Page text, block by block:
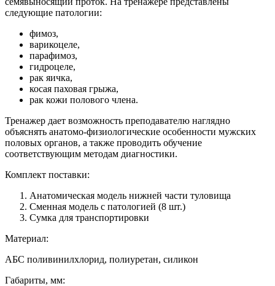
следующие патологии:
фимоз,
варикоцеле,
парафимоз,
гидроцеле,
рак яичка,
косая паховая грыжа,
рак кожи полового члена.
Тренажер дает возможность преподавателю наглядно
объяснять анатомо-физиологические особенности мужских
половых органов, а также проводить обучение
соответствующим методам диагностики.
Комплект поставки:
Анатомическая модель нижней части туловища
Сменная модель с патологией (8 шт.)
Сумка для транспортировки
Материал:
АБС поливинилхлорид, полиуретан, силикон
Габариты, мм: